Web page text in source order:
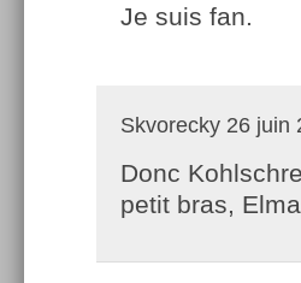
Je suis fan.
Skvorecky 26 juin
Donc
petit bras,